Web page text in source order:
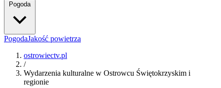
Pogoda
PogodaJakość powietrza
ostrowiectv.pl
/
Wydarzenia kulturalne w Ostrowcu Świętokrzyskim i
regionie